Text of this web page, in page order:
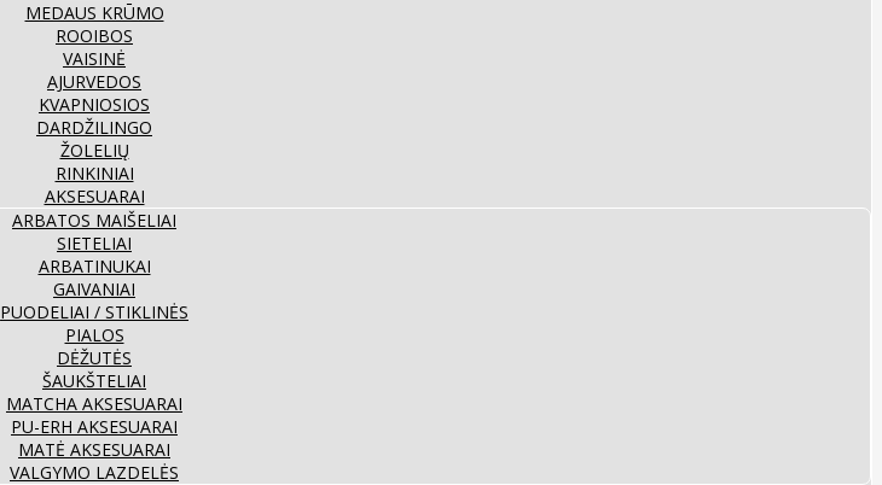
MEDAUS KRŪMO
ROOIBOS
VAISINĖ
AJURVEDOS
KVAPNIOSIOS
DARDŽILINGO
ŽOLELIŲ
RINKINIAI
AKSESUARAI
ARBATOS MAIŠELIAI
SIETELIAI
ARBATINUKAI
GAIVANIAI
PUODELIAI / STIKLINĖS
PIALOS
DĖŽUTĖS
ŠAUKŠTELIAI
MATCHA AKSESUARAI
PU-ERH AKSESUARAI
MATĖ AKSESUARAI
VALGYMO LAZDELĖS